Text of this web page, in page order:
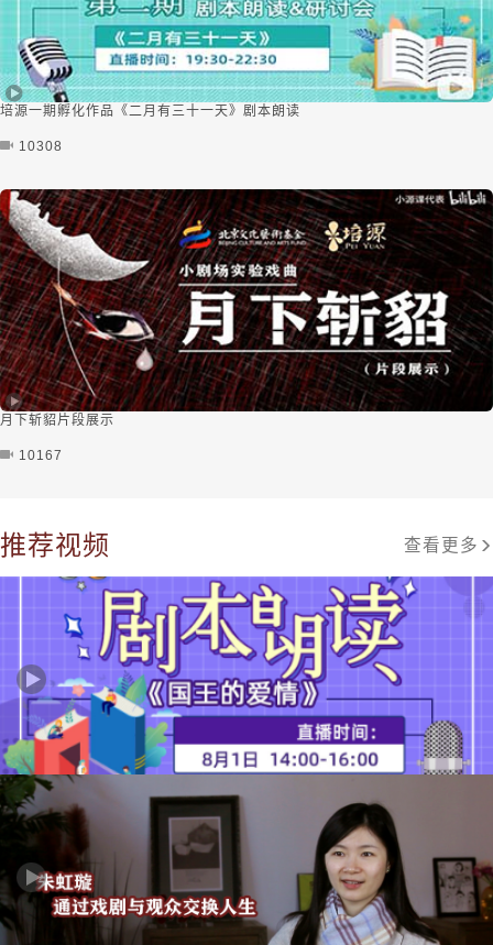
培源一期孵化作品《二月有三十一天》剧本朗读
10308
月下斩貂片段展示
10167
推荐视频 查看更多
培源一期孵化作品《国王的爱情》剧本朗读